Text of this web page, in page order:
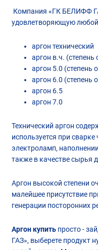
Компания «ГК БЕЛИФФ
удовлетворяющую любой
аргон технический
аргон в.ч. (степень
аргон 5.0 (степень
аргон 6.0 (степень
аргон 6.5
аргон 7.0
Технический аргон
используется при
электроламп,
также в качестве сырья
Аргон высокой степени
малейшее присутствие
генерации посторонних
Аргон купить просто -
ГАЗ», выберете продукт